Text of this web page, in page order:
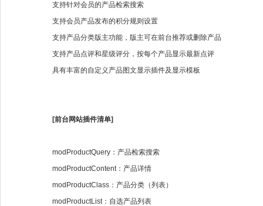
支持针对会员的产品检索搜索
支持会员产品发布的积分规则设置
支持产品分类版主功能，版主可在前台推荐或删除产品
支持产品点评和星级评分，按每个产品显示最新点评
具有丰富的自定义产品图文显示插件及显示模板
[前台网站插件清单]
modProductQuery：产品检索搜索
modProductContent：产品详情
modProductClass：产品分类（列表）
modProductList：自选产品列表